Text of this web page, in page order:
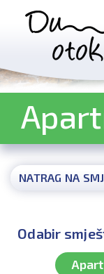
Preskoči na sadržaj
NATRAG NA
Odabir